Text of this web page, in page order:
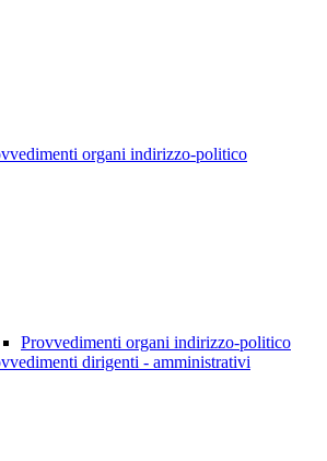
organi indirizzo-politico
Provvedimenti organi indirizzo-politico
dirigenti - amministrativi